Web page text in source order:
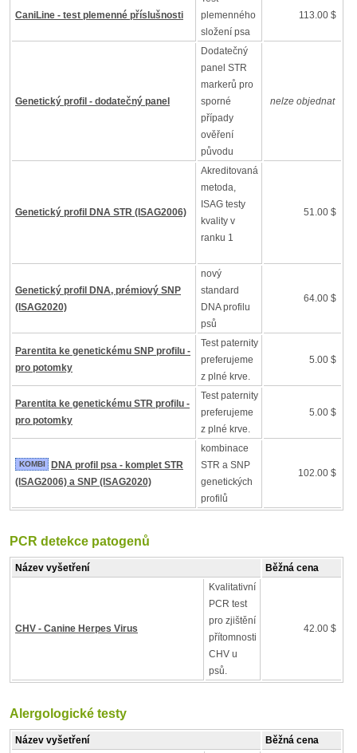
CaniLine - test plemenné příslušnosti
plemenného
složení psa
113.00 $
Genetický profil - dodatečný panel
Dodatečný
panel STR
markerů pro
sporné
případy
ověření
původu
nelze objednat
Genetický profil DNA STR (ISAG2006)
Akreditovaná
metoda,
ISAG testy
kvality v
ranku 1
51.00 $
Genetický profil DNA, prémiový SNP
(ISAG2020)
nový
standard
DNA profilu
psů
64.00 $
Parentita ke genetickému SNP profilu -
pro potomky
Test paternity
preferujeme
z plné krve.
5.00 $
Parentita ke genetickému STR profilu -
pro potomky
Test paternity
preferujeme
z plné krve.
5.00 $
KOMBI
DNA profil psa - komplet STR
(ISAG2006) a SNP (ISAG2020)
kombinace
STR a SNP
genetických
profilů
102.00 $
PCR detekce patogenů
Název vyšetření Běžná cena
CHV - Canine Herpes Virus
Kvalitativní
PCR test
pro zjištění
přítomnosti
CHV u
psů.
42.00 $
Alergologické testy
Název vyšetření Běžná cena